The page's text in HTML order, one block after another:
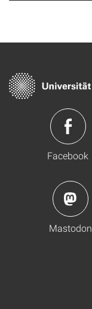
Facebook
Mastodon